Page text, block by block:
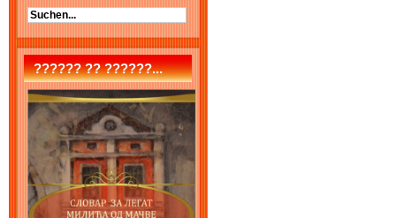
?????? ?? ??????...